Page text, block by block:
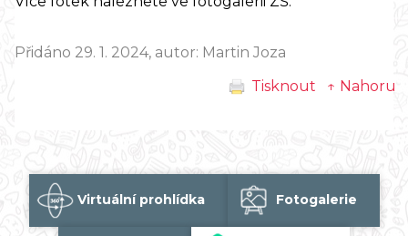
Přidáno 29. 1. 2024, autor: Martin Joza
Tisknout
↑ Nahoru
Virtuální prohlídka Fotogalerie